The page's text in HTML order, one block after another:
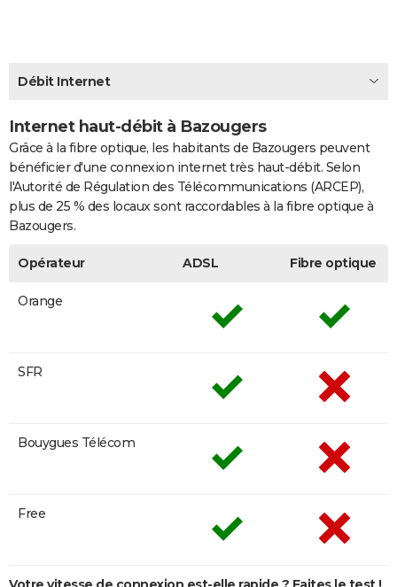
CARTE DE VOEUX
Carte de Noël
Carte Bonne année
Carte Saint-Valentin
Carte Pâques
Carte d'anniversaire
DICTIONNAIRE
PROGRAMME TV
COPAINS D'AVANT
S'inscrire
Se connecter
Lycées
Collèges
Primaires
Universités
Entreprises
Service militaire
Avis de recherche
AVIS DE DÉCÈS
FORUM
Débit Internet
Internet haut-débit à Bazougers
Grâce à la fibre optique, les habitants de Bazougers peuvent
bénéficier d'une connexion internet très haut-débit. Selon
l'Autorité de Régulation des Télécommunications (ARCEP),
plus de 25 % des locaux sont raccordables à la fibre optique à
Bazougers.
Opérateur ADSL Fibre optique
Orange
SFR
Bouygues Télécom
Free